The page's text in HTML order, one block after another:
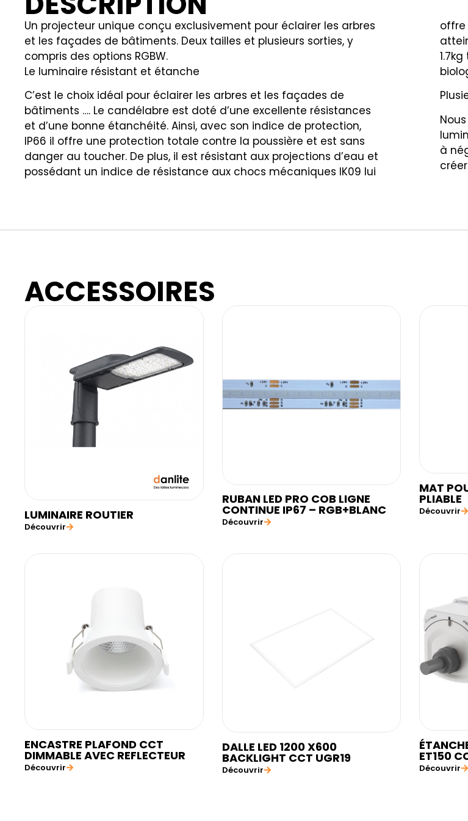
Un projecteur unique conçu exclusivement pour éclairer les arbres
et les façades de bâtiments. Deux tailles et plusieurs sorties, y
compris des options RGBW.
Le luminaire résistant et étanche
C’est le choix idéal pour éclairer les arbres et les façades de
bâtiments …. Le candélabre est doté d’une excellente résistances
et d’une bonne étanchéité. Ainsi, avec son indice de protection,
IP66 il offre une protection totale contre la poussière et est sans
danger au toucher. De plus, il est résistant aux projections d’eau et
possédant un indice de résistance aux chocs mécaniques IK09 lui
à
ACCESSOIRES
LUMINAIRE ROUTIER
Découvrir
RUBAN LED PRO COB LIGNE
CONTINUE IP67 – RGB+BLANC
Découvrir
MAT
PLIABLE
Découvrir
ENCASTRE PLAFOND CCT
DIMMABLE AVEC REFLECTEUR
Découvrir
DALLE LED 1200 X600
BACKLIGHT CCT UGR19
Découvrir
ET150
Découvrir